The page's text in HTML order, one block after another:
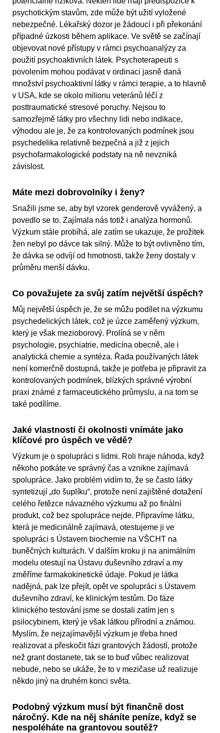
psychotickým stavům, zde může být užití vyložené
nebezpečné. Lékařský dozor je žádoucí i při překonání
případné úzkosti během aplikace. Ve světě se začínají
objevovat nové přístupy v rámci psychoanalýzy za
použití psychoaktivních látek. Psychoterapeuti s
povolením mohou podávat v ordinaci jasně daná
množství psychoaktivní látky v rámci terapie, a to hlavně
v USA, kde se okolo milionu veteránů léčí z
posttraumatické stresové poruchy. Nejsou to
samozřejmě látky pro všechny lidi nebo indikace,
výhodou ale je, že za kontrolovaných podmínek jsou
psychedelika relativně bezpečná a již z jejich
psychofarmakologické podstaty na ně nevzniká
závislost.
Máte mezi dobrovolníky i ženy?
Snažili jsme se, aby byl vzorek genderově vyvážený, a
povedlo se to. Zajímala nás totiž i analýza hormonů.
Výzkum stále probíhá, ale zatím se ukazuje, že prožitek
žen nebyl po dávce tak silný. Může to být ovlivněno tím,
že dávka se odvíjí od hmotnosti, takže ženy dostaly v
průměru menší dávku.
Co považujete za svůj zatím největší úspěch?
Můj největší úspěch je, že se můžu podílet na výzkumu
psychedelických látek, což je úzce zaměřený výzkum,
který je však mezioborový. Prolíná se v něm
psychologie, psychiatrie, medicína obecně, ale i
analytická chemie a syntéza. Řada používaných látek
není komerčně dostupná, takže je potřeba je připravit za
kontrolovaných podmínek, blízkých správné výrobní
praxi známé z farmaceutického průmyslu, a na tom se
také podílíme.
Jaké vlastnosti či okolnosti vnímáte jako
klíčové pro úspěch ve vědě?
Výzkum je o spolupráci s lidmi. Roli hraje náhoda, když
někoho potkáte ve správný čas a vznikne zajímavá
spolupráce. Jako problém vidím to, že se často látky
syntetizují „do šuplíku“, protože není zajištěné dotažení
celého řetězce návazného výzkumu až po finální
produkt, což bez spolupráce nejde. Připravíme látku,
která je medicinálně zajímavá, otestujeme ji ve
spolupráci s Ústavem biochemie na VŠCHT na
buněčných kulturách. V dalším kroku ji na animálním
modelu otestují na Ústavu duševního zdraví a my
změříme farmakokinetické údaje. Pokud je látka
nadějná, pak lze přejít, opět ve spolupráci s Ústavem
duševního zdraví, ke klinickým testům. Do fáze
klinického testování jsme se dostali zatím jen s
psilocybinem, který je však látkou přírodní a známou.
Myslím, že nejzajímavější výzkum je třeba hned
realizovat a přeskočit fázi grantových žádostí, protože
než grant dostanete, tak se to buď vůbec realizovat
nebude, nebo se ukáže, že to v mezičase už realizuje
někdo jiný na druhém konci světa.
Podobný výzkum musí být finančně dost
náročný. Kde na něj sháníte peníze, když se
nespoléháte na grantovou soutěž?